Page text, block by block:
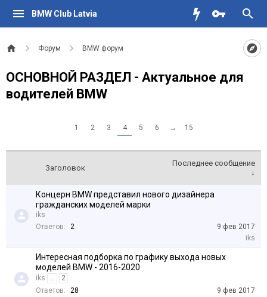
BMW Club Latvia
Форум BMW форум
ОСНОВНОЙ РАЗДЕЛ - Актуальное для
водителей BMW
1 2 3 4 5 6 → 15
Заголовок
Последнее сообщение
↓
Концерн BMW представил нового дизайнера
гражданских моделей марки
iks
Ответов:
2
9 фев 2017
iks
Интересная подборка по графику выхода новых
моделей BMW - 2016-2020
iks ...
2
Ответов:
28
9 фев 2017